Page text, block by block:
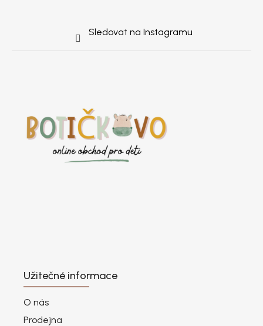
Sledovat na Instagramu
Užitečné informace
O nás
Prodejna